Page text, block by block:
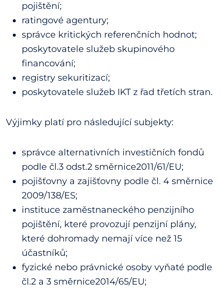
pojištění;
ratingové agentury;
správce kritických referenčních hodnot;
poskytovatele služeb skupinového
financování;
registry sekuritizací;
poskytovatele služeb IKT z řad třetích stran.
Výjimky platí pro následující subjekty:
správce alternativních investičních fondů
podle čl.3 odst.2 směrnice2011/61/EU;
pojišťovny a zajišťovny podle čl. 4 směrnice
2009/138/ES;
instituce zaměstnaneckého penzijního
pojištění, které provozují penzijní plány,
které dohromady nemají více než 15
účastníků;
fyzické nebo právnické osoby vyňaté podle
čl.2 a 3 směrnice2014/65/EU;